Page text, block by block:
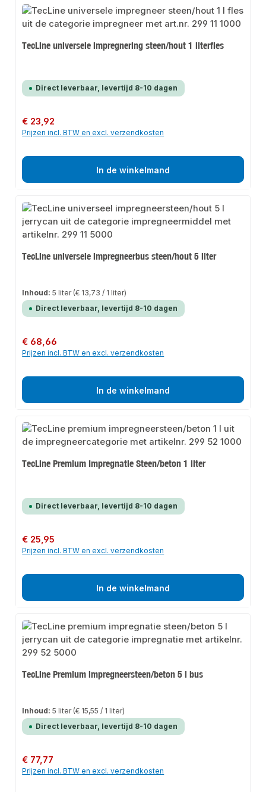
TecLine universele impregnering steen/hout 1 literfles
Direct leverbaar, levertijd 8-10 dagen
Normale prijs:
€ 23,92
Prijzen incl. BTW en excl. verzendkosten
In de winkelmand
TecLine universele impregneerbus steen/hout 5 liter
Inhoud:5 liter (€ 13,73 / 1 liter)
Direct leverbaar, levertijd 8-10 dagen
Normale prijs:
€ 68,66
Prijzen incl. BTW en excl. verzendkosten
In de winkelmand
TecLine Premium Impregnatie Steen/beton 1 liter
Direct leverbaar, levertijd 8-10 dagen
Normale prijs:
€ 25,95
Prijzen incl. BTW en excl. verzendkosten
In de winkelmand
TecLine Premium impregneersteen/beton 5 l bus
Inhoud:5 liter (€ 15,55 / 1 liter)
Direct leverbaar, levertijd 8-10 dagen
Normale prijs:
€ 77,77
Prijzen incl. BTW en excl. verzendkosten